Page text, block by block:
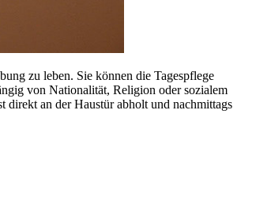
zu leben. Sie können die Tagespflege
von Nationalität, Religion oder sozialem
direkt an der Haustür abholt und nachmittags